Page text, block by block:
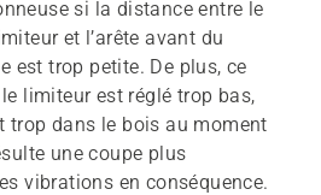
si la distance entre le
et l’arête avant du
est trop petite. De plus, ce
limiteur est réglé trop bas,
trop dans le bois au moment
une coupe plus
vibrations en conséquence.